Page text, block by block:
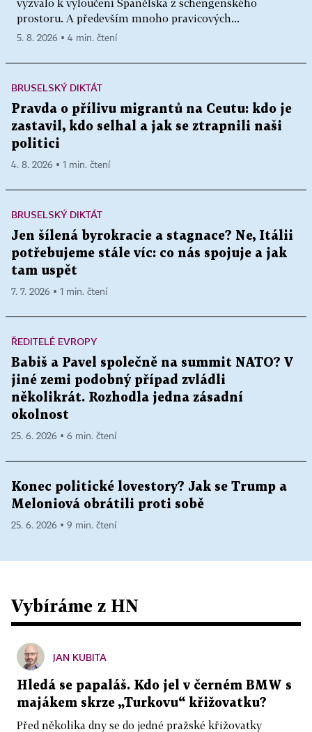
vyzvalo k vyloučení Španělska z schengenského
prostoru. A především mnoho pravicových...
5. 8. 2026 ▪ 4 min. čtení
BRUSELSKÝ DIKTÁT
Pravda o přílivu migrantů na Ceutu: kdo je
zastavil, kdo selhal a jak se ztrapnili naši
politici
4. 8. 2026 ▪ 1 min. čtení
BRUSELSKÝ DIKTÁT
Jen šílená byrokracie a stagnace? Ne, Itálii
potřebujeme stále víc: co nás spojuje a jak
tam uspět
7. 7. 2026 ▪ 1 min. čtení
ŘEDITELÉ EVROPY
Babiš a Pavel společně na summit NATO? V
jiné zemi podobný případ zvládli
několikrát. Rozhodla jedna zásadní
okolnost
25. 6. 2026 ▪ 6 min. čtení
Konec politické lovestory? Jak se Trump a
Meloniová obrátili proti sobě
25. 6. 2026 ▪ 9 min. čtení
Vybíráme z HN
JAN KUBITA
Hledá se papaláš. Kdo jel v černém BMW s
majákem skrze „Turkovu“ křižovatku?
Před několika dny se do jedné pražské křižovatky